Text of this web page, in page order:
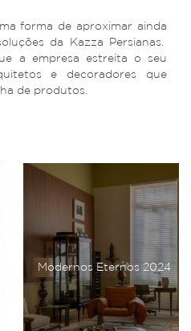
forma de aproximar ainda
da Kazza Persianas.
a empresa estreita o seu
e decoradores que
de produtos.
Modernos Eternos 2024